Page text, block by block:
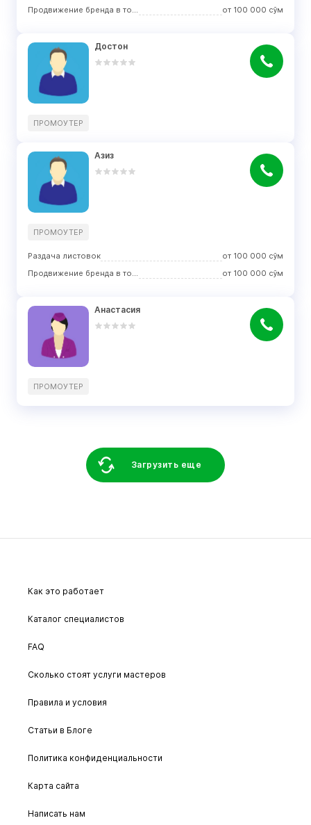
Продвижение бренда в торговых центрах
от 100 000 сўм
Достон
ПРОМОУТЕР
Азиз
ПРОМОУТЕР
Раздача листовок от 100 000 сўм
Продвижение бренда в торговых центрах
от 100 000 сўм
Анастасия
ПРОМОУТЕР
Загрузить еще
Как это работает
Каталог специалистов
FAQ
Сколько стоят услуги мастеров
Правила и условия
Статьи в Блоге
Политика конфиденциальности
Карта сайта
Написать нам